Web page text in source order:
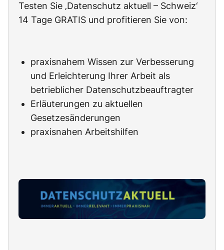
Testen Sie ‚Datenschutz aktuell – Schweiz‘
14 Tage GRATIS und profitieren Sie von:
praxisnahem Wissen zur Verbesserung
und Erleichterung Ihrer Arbeit als
betrieblicher Datenschutzbeauftragter
Erläuterungen zu aktuellen
Gesetzesänderungen
praxisnahen Arbeitshilfen